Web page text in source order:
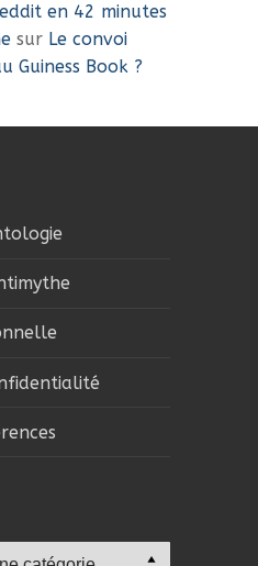
en 42 minutes
sur Le convoi
Guiness Book ?